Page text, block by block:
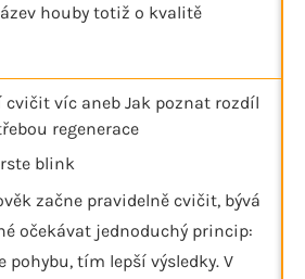
houby totiž o kvalitě
cvičit víc aneb Jak poznat rozdíl
regenerace
blink
začne pravidelně cvičit, bývá
očekávat jednoduchý princip:
pohybu, tím lepší výsledky. V